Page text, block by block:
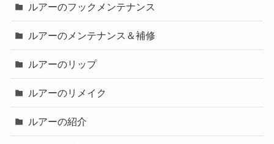
ルアーのフックメンテナンス
ルアーのメンテナンス＆補修
ルアーのリップ
ルアーのリメイク
ルアーの紹介